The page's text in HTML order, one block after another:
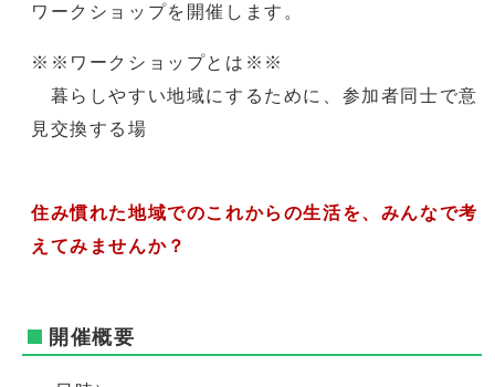
ワークショップを開催します。
※※ワークショップとは※※
暮らしやすい地域にするために、参加者同士で意
見交換する場
住み慣れた地域でのこれからの生活を、みんなで考
えてみませんか？
開催概要